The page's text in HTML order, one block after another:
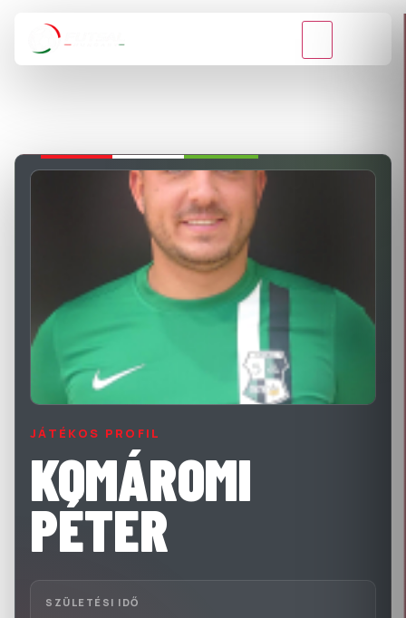
JÁTÉKOS PROFIL
KOMÁROMI
PÉTER
SZÜLETÉSI IDŐ